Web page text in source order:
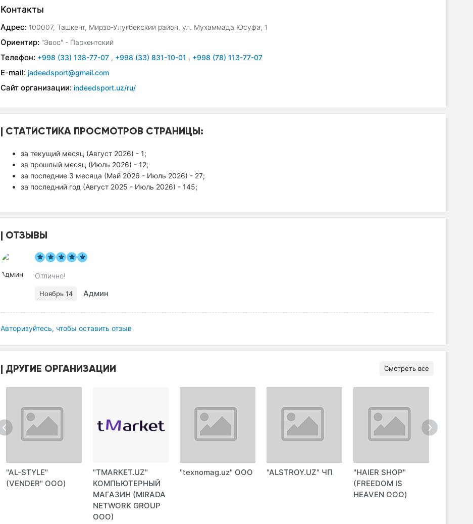
Контакты
Адрес: 100007, Ташкент, Мирзо-Улугбекский район, ул. Мухаммада Юсуфа, 1
Ориентир: "Эвос" - Паркентский
Телефон: +998 (33) 138-77-07 , +998 (33) 831-10-01 , +998 (78) 113-77-07
E-mail: jadeedsport@gmail.com
Сайт организации: indeedsport.uz/ru/
СТАТИСТИКА ПРОСМОТРОВ СТРАНИЦЫ:
за текущий месяц (Август 2026) - 1;
за прошлый месяц (Июль 2026) - 12;
за последние 3 месяца (Май 2026 - Июль 2026) - 27;
за последний год (Август 2025 - Июль 2026) - 145;
ОТЗЫВЫ
Отлично!
Ноябрь 14 Админ
Авторизуйтесь, чтобы оставить отзыв
ДРУГИЕ ОРГАНИЗАЦИИ Смотреть все
"AL-STYLE"
(VENDER" ООО)
"TMARKET.UZ"
КОМПЬЮТЕРНЫЙ
МАГАЗИН (MIRADA
NETWORK GROUP
ООО)
"texnomag.uz" ООО "ALSTROY.UZ" ЧП
"HAIER SHOP"
(FREEDOM IS
HEAVEN ООО)